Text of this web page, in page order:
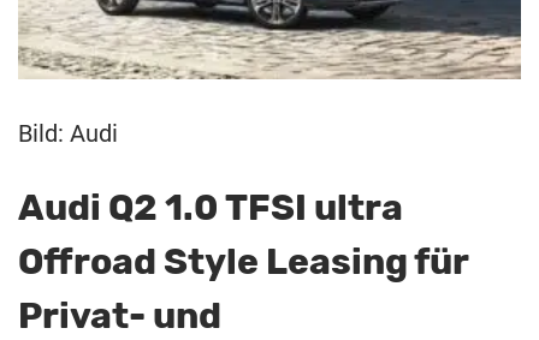
Bild: Audi
Audi Q2 1.0 TFSI ultra
Offroad Style Leasing für
Privat- und